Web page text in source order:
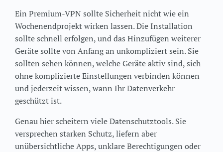
Ein Premium-VPN sollte Sicherheit nicht wie ein
Wochenendprojekt wirken lassen. Die Installation
sollte schnell erfolgen, und das Hinzufügen weiterer
Geräte sollte von Anfang an unkompliziert sein. Sie
sollten sehen können, welche Geräte aktiv sind, sich
ohne komplizierte Einstellungen verbinden können
und jederzeit wissen, wann Ihr Datenverkehr
geschützt ist.
Genau hier scheitern viele Datenschutztools. Sie
versprechen starken Schutz, liefern aber
unübersichtliche Apps, unklare Berechtigungen oder